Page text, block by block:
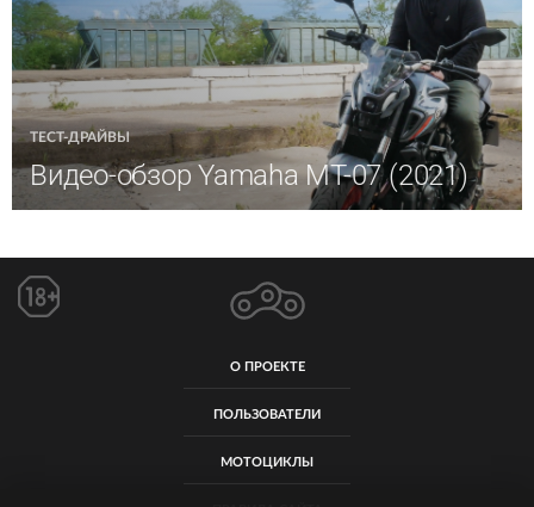
ТЕСТ-ДРАЙВЫ
Видео-обзор Yamaha MT-07 (2021)
О ПРОЕКТЕ
ПОЛЬЗОВАТЕЛИ
МОТОЦИКЛЫ